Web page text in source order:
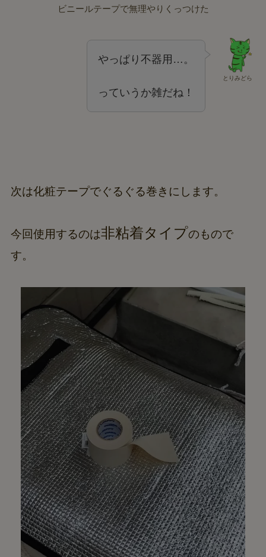
ビニールテープで無理やりくっつけた
とりみどら
やっぱり不器用…。
っていうか雑だね！
次は化粧テープでぐるぐる巻きにします。
今回使用するのは非粘着タイプのもので
す。